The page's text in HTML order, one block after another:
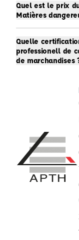
Quel est le prix
Matières
Quelle
professionell de
de marchandises